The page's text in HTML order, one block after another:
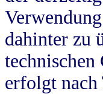
dahinter zu
erfolgt nach